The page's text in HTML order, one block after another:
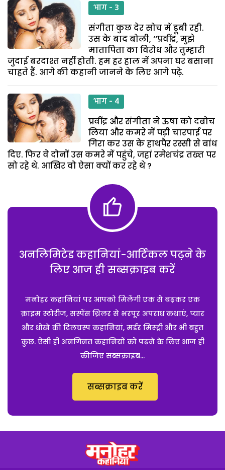
भाग - 3
संगीता कुछ देर सोच में डूबी रही.
उस के बाद बोली, ‘‘प्रवींद्र, मुझे
मातापिता का विरोध और तुम्हारी
जुदाई बरदाश्त नहीं होती. हम हर हाल में अपना घर बसाना
चाहते हैं. आगे की कहानी जानने के लिए आगे पढ़े.
भाग - 4
प्रवींद्र और संगीता ने ऊषा को दबोच
लिया और कमरे में पड़ी चारपाई पर
गिरा कर उस के हाथपैर रस्सी से बांध
दिए. फिर वे दोनों उस कमरे में पहुंचे, जहां रमेशचंद्र तख्त पर
सो रहे थे. आखिर वो ऐसा क्यों कर रहे थे ?
अनलिमिटेड कहानियां-आर्टिकल पढ़ने के
लिए आज ही सब्सक्राइब करें
मनोहर कहानियां पर आपको मिलेंगी एक से बढ़कर एक
क्राइम स्टोरीज, सस्पेंस थ्रिलर से भरपूर अपराध कथाएं, प्यार
और धोखे की दिलचस्प कहानियां, मर्डर मिस्ट्री और भी बहुत
कुछ. ऐसी ही अनगिनत कहानियों को पढ़ने के लिए आज ही
कीजिए सब्सक्राइब...
सब्सक्राइब करें